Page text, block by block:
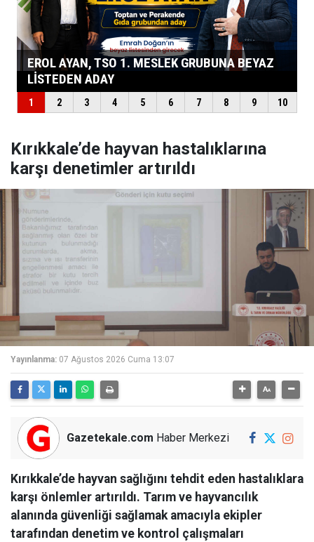
Kırıkkale’de hayvan hastalıklarına
karşı denetimler artırıldı
Yayınlanma: 07 Ağustos 2026 Cuma 13:07
Gazetekale.com Haber Merkezi
Kırıkkale’de hayvan sağlığını tehdit eden hastalıklara
karşı önlemler artırıldı. Tarım ve hayvancılık
alanında güvenliği sağlamak amacıyla ekipler
tarafından denetim ve kontrol çalışmaları